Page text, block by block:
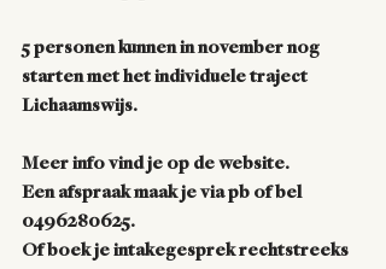
5 personen kunnen in november nog
starten met het individuele traject
Lichaamswijs.
Meer info vind je op de website.
Een afspraak maak je via pb of bel
0496280625.
Of boek je intakegesprek rechtstreeks